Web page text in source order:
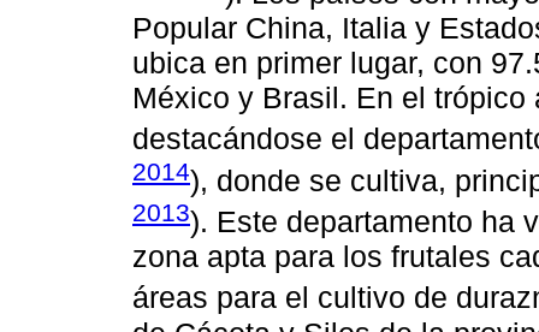
Popular China, Italia y
ubica en primer lugar, con
México y Brasil. En el
destacándose el
2014), donde se cultiva,
2013). Este departamento ha
zona apta para los frutales
áreas para el cultivo de